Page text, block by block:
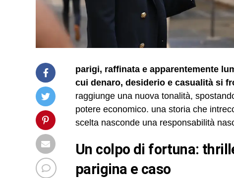
parigi, raffinata e apparentemente
cui denaro, desiderio e casualità si
raggiunge una nuova tonalità,
potere economico. una storia che
scelta nasconde una responsabilità
un colpo di fortuna: thriller morale tra eros, borghesia
parigina e caso